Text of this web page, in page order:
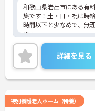
和歌山県岩出市にある有
集です！土・日・祝は時
時間以下と少なめで、無
ます。
ご興味のある方には、面
に詳細をご案内しますの
い！
詳細を見る
特別養護老人ホーム（特養）